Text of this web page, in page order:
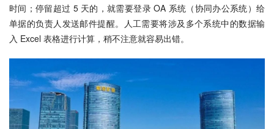
时间；停留超过 5 天的，就需要登录 OA 系统（协同办公系统）给
单据的负责人发送邮件提醒。人工需要将涉及多个系统中的数据输
入 Excel 表格进行计算，稍不注意就容易出错。